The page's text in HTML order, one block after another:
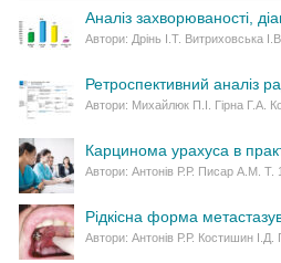
Аналіз захворюваності,
Автори: Дрінь І.Т. Витриховська
Ретроспективний аналіз
Автори: Михайлюк П.І. Гірна Г.А.
Карцинома урахуса в
Автори: Антонів Р.Р. Писар А.М.
Рідкісна форма
Автори: Антонів Р.Р. Костишин